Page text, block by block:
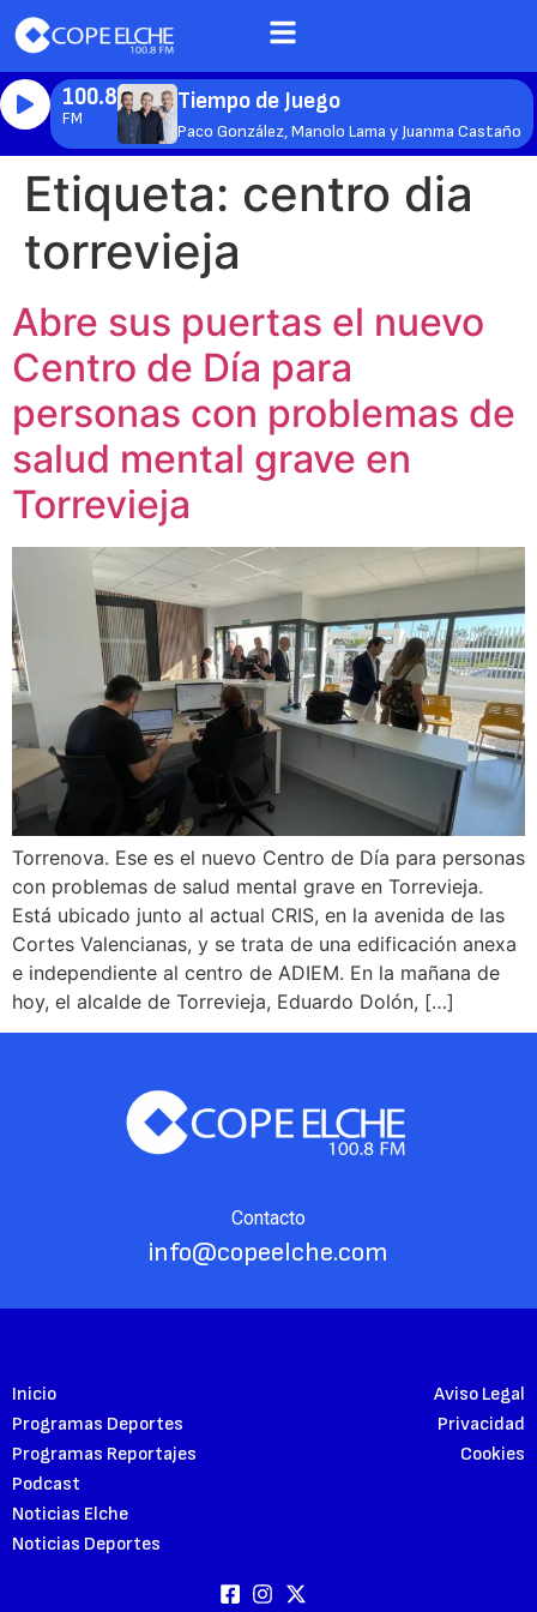
100.8
FM
Tiempo de Juego
Paco González, Manolo Lama y Juanma Castaño
Etiqueta: centro dia
torrevieja
Abre sus puertas el nuevo
Centro de Día para
personas con problemas de
salud mental grave en
Torrevieja
Torrenova. Ese es el nuevo Centro de Día para personas
con problemas de salud mental grave en Torrevieja.
Está ubicado junto al actual CRIS, en la avenida de las
Cortes Valencianas, y se trata de una edificación anexa
e independiente al centro de ADIEM. En la mañana de
hoy, el alcalde de Torrevieja, Eduardo Dolón, […]
Contacto
info@copeelche.com
Inicio
Programas Deportes
Programas Reportajes
Podcast
Noticias Elche
Noticias Deportes
Aviso Legal
Privacidad
Cookies